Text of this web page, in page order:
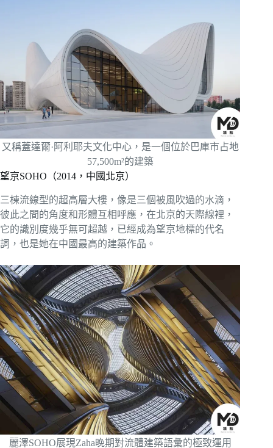
又稱蓋達爾·阿利耶夫文化中心，是一個位於巴庫市占地
57,500m²的建築
望京SOHO（2014，中國北京）
三棟流線型的超高層大樓，像是三個被風吹過的水滴，
彼此之間的角度和形體互相呼應，在北京的天際線裡，
它的識別度幾乎無可超越，已經成為望京地標的代名
詞，也是她在中國最高的建築作品。
麗澤SOHO展現Zaha晚期對流體建築語彙的極致運用